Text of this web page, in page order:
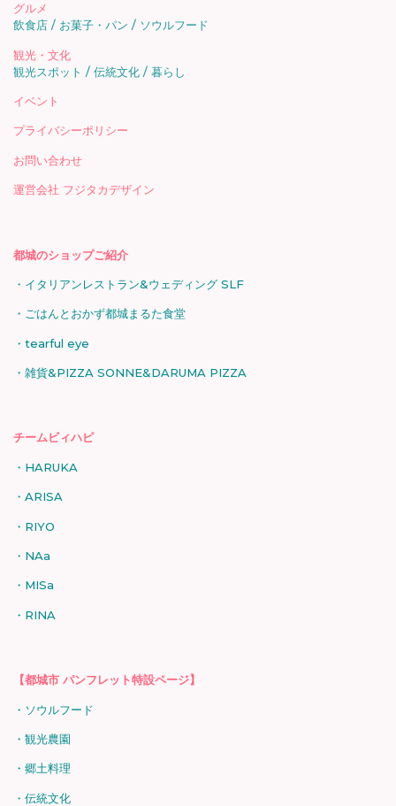
グルメ
飲食店
お菓子・パン ソウルフード
観光・文化
観光スポット
伝統文化 暮らし
イベント
プライバシーポリシー
お問い合わせ
運営会社 フジタカデザイン
都城のショップご紹介
イタリアンレストラン&ウェディング SLF
ごはんとおかず都城まるた食堂
tearful eye
雑貨&PIZZA SONNE&DARUMA PIZZA
チームビィハピ
HARUKA
ARISA
RIYO
NAa
MISa
RINA
【都城市 パンフレット特設ページ】
ソウルフード
観光農園
郷土料理
伝統文化